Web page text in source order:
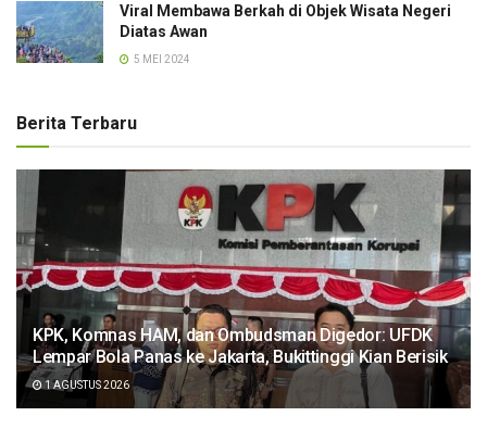
Viral Membawa Berkah di Objek Wisata Negeri
Diatas Awan
5 MEI 2024
Berita Terbaru
KPK, Komnas HAM, dan Ombudsman Digedor: UFDK
Lempar Bola Panas ke Jakarta, Bukittinggi Kian Berisik
1 AGUSTUS 2026